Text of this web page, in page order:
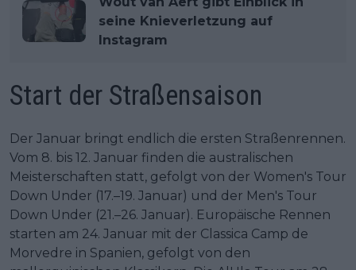
seine Knieverletzung auf
Instagram
Start der Straßensaison
Der Januar bringt endlich die ersten Straßenrennen.
Vom 8. bis 12. Januar finden die australischen
Meisterschaften statt, gefolgt von der Women's Tour
Down Under (17.–19. Januar) und der Men's Tour
Down Under (21.–26. Januar). Europäische Rennen
starten am 24. Januar mit der Classica Camp de
Morvedre in Spanien, gefolgt von den